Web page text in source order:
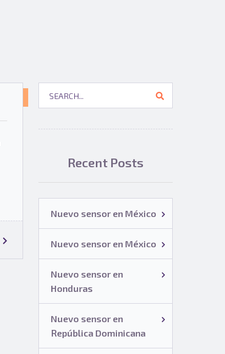
NOTICIAS
Recent Posts
Nuevo sensor en México
Nuevo sensor en México
Nuevo sensor en
Honduras
Nuevo sensor en
República Dominicana